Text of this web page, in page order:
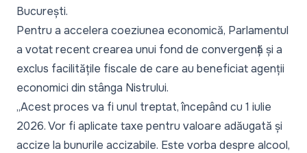
București.
Pentru a accelera coeziunea economică, Parlamentul
a votatrecent crearea unui fond de convergență și a
exclus facilitățile fiscale de care au beneficiat agenții
economici din stânga Nistrului.
„Acest proces va fi unul treptat, începând cu 1 iulie
2026. Vor fi aplicate taxe pentru valoare adăugată și
accize la bunurile accizabile. Este vorba despre alcool,